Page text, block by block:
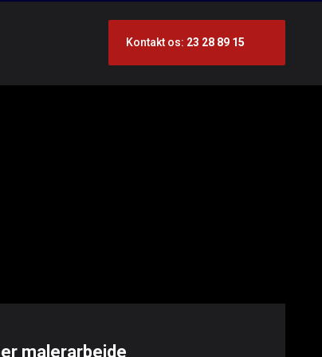
​Kontakt os: 23 28 89 15
malerarbejde